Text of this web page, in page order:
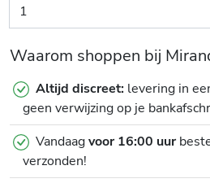
Waarom shoppen bij
Altijd discreet: levering in
geen verwijzing op je
Vandaagvoor 16:00 uur
verzonden!